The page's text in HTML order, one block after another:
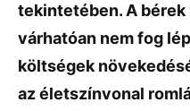
tekintetében. A
várhatóan nem fog
költségek
az életszínvonal